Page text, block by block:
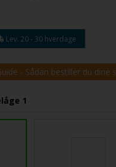
Lev. 20 - 30 hverdage
- Sådan bestiller du dine
1